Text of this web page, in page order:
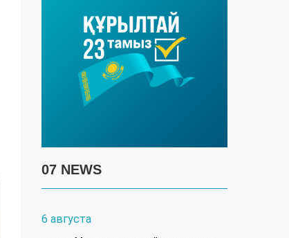
07 NEWS
6 августа